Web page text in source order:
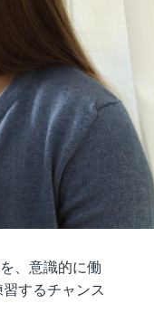
、意識的に働
するチャンス